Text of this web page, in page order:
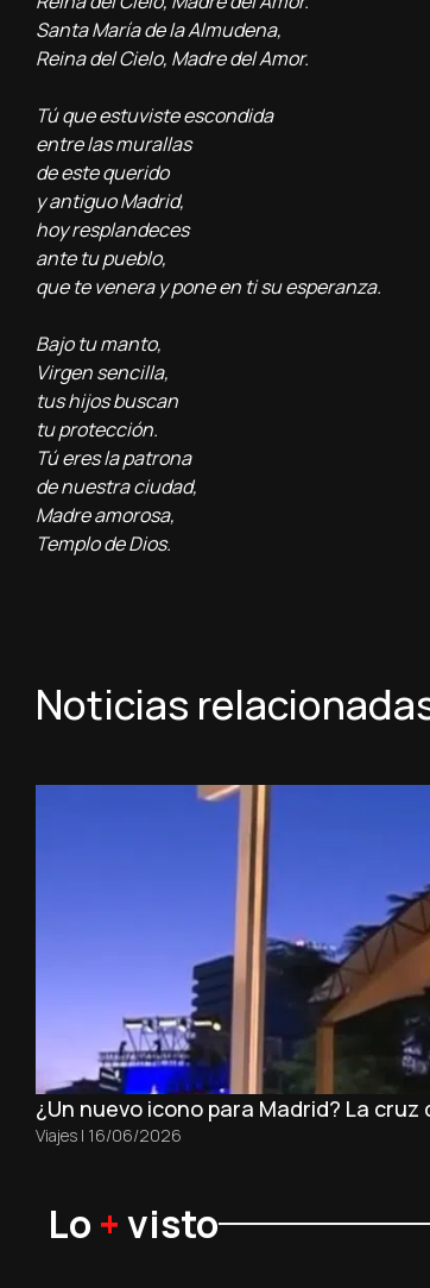
Santa María de la Almudena,
Reina del Cielo, Madre del Amor.
Tú que estuviste escondida
entre las murallas
de este querido
y antiguo Madrid,
hoy resplandeces
ante tu pueblo,
que te venera y pone en ti su esperanza.
Bajo tu manto,
Virgen sencilla,
tus hijos buscan
tu protección.
Tú eres la patrona
de nuestra ciudad,
Madre amorosa,
Templo de Dios.
Noticias
¿Un nuevo icono para Madrid? La
Viajes | 16/06/2026
Lo +visto